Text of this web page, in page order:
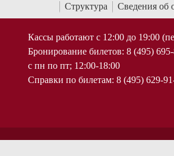
Структура Сведения об
Кассы работают с 12:00 до 19:00
Бронирование билетов: 8 (495)
с пн по пт; 12:00-18:00
Справки по билетам: 8 (495) 629-